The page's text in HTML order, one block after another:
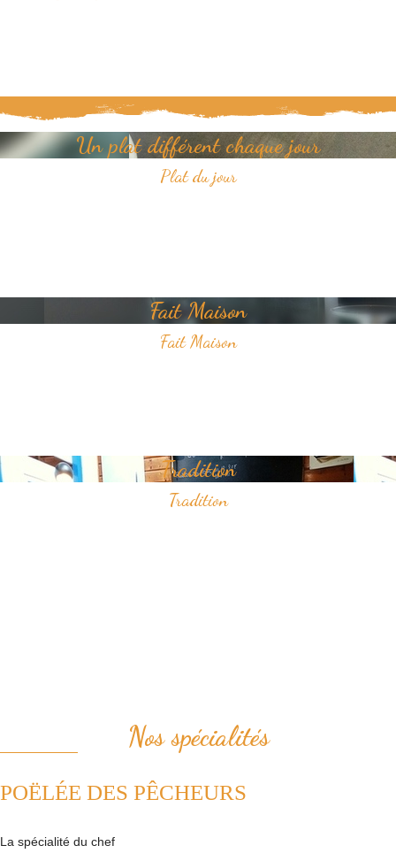
Un plat différent chaque jour
Plat du jour
Fait Maison
Fait Maison
Tradition
Tradition
Nos spécialités
POËLÉE DES PÊCHEURS
La spécialité du chef